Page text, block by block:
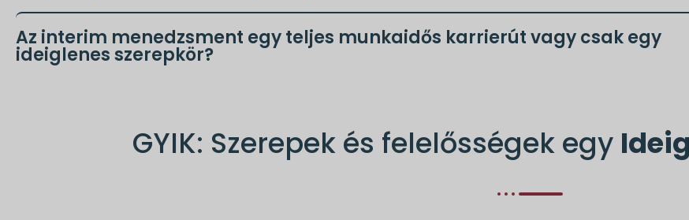
Az interim menedzsment egy teljes munkaidős karrierút vagy csak egy
ideiglenes szerepkör?
GYIK: Szerepek és felelősségek egy